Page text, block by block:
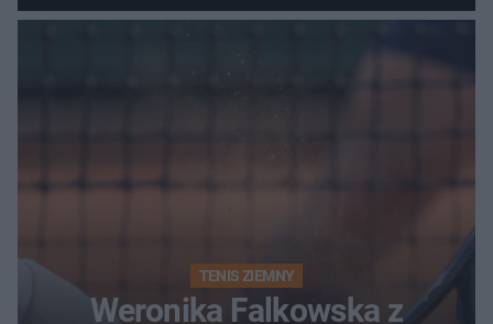
historii
TENIS ZIEMNY
Weronika Falkowska z